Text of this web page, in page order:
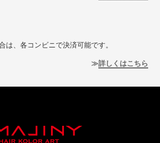
は、各コンビニで決済可能です。
詳しくはこちら